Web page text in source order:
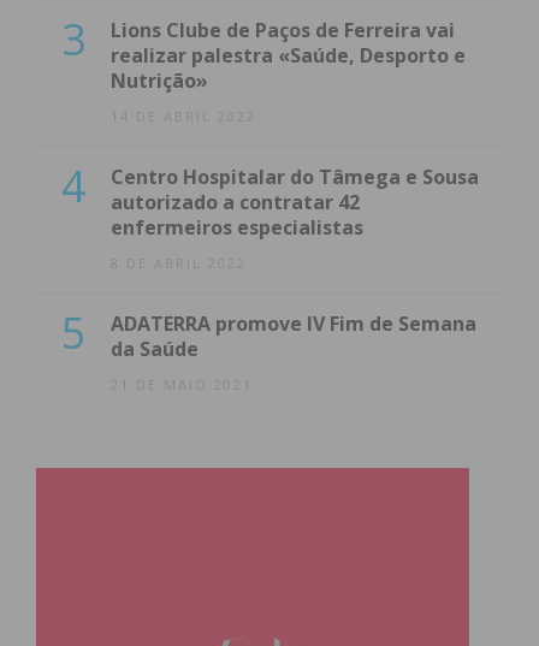
3
Lions Clube de Paços de Ferreira vai
realizar palestra «Saúde, Desporto e
Nutrição»
14 DE ABRIL 2022
4
Centro Hospitalar do Tâmega e Sousa
autorizado a contratar 42
enfermeiros especialistas
8 DE ABRIL 2022
5
ADATERRA promove IV Fim de Semana
da Saúde
21 DE MAIO 2021